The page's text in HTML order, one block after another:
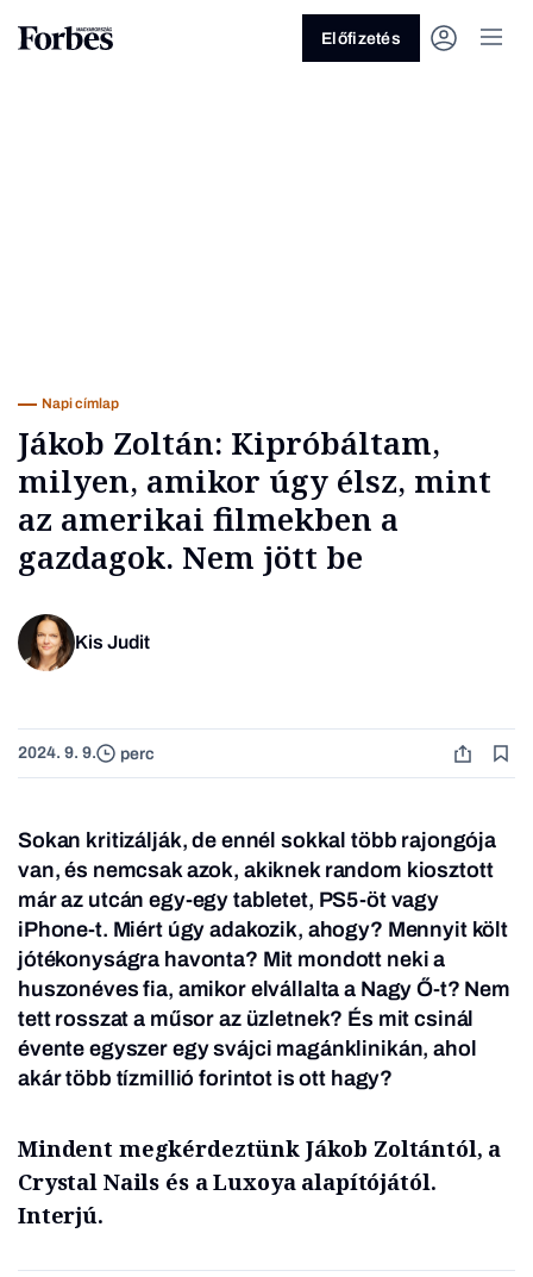
Üzlet
Előfizetés
Napi címlap
Jákob Zoltán: Kipróbáltam,
milyen, amikor úgy élsz, mint
az amerikai filmekben a
gazdagok. Nem jött be
Kis Judit
2024. 9. 9. perc
Sokan kritizálják, de ennél sokkal több rajongója
van, és nemcsak azok, akiknek random kiosztott
már az utcán egy-egy tabletet, PS5-öt vagy
iPhone-t. Miért úgy adakozik, ahogy? Mennyit költ
jótékonyságra havonta? Mit mondott neki a
huszonéves fia, amikor elvállalta a Nagy Ő-t? Nem
tett rosszat a műsor az üzletnek? És mit csinál
évente egyszer egy svájci magánklinikán, ahol
akár több tízmillió forintot is ott hagy?
Mindent megkérdeztünk Jákob Zoltántól, a
Crystal Nails és a Luxoya alapítójától.
Interjú.